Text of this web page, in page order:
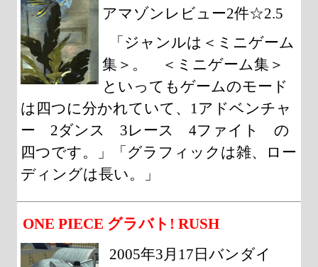
アマゾンレビュー2件☆2.5
「ジャンルは＜ミニゲーム
集＞。 ＜ミニゲーム集＞
といってもゲームのモード
は四つに分かれていて、1アドベンチャ
ー 2ダンス 3レース 4ファイト の
四つです。」「グラフィックは雑、ロー
ディングは長い。」
ONE PIECE グラバト! RUSH
2005年3月17日バンダイ